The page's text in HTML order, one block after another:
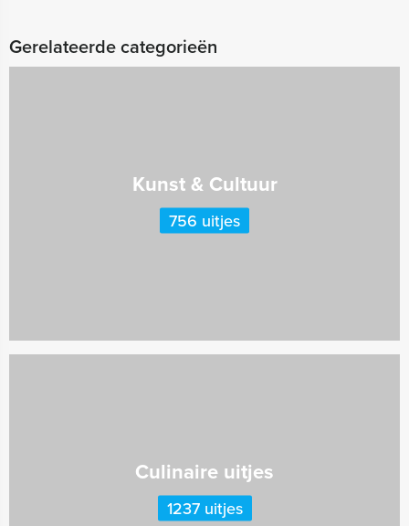
Gerelateerde categorieën
Kunst & Cultuur
756 uitjes
Culinaire uitjes
1237 uitjes